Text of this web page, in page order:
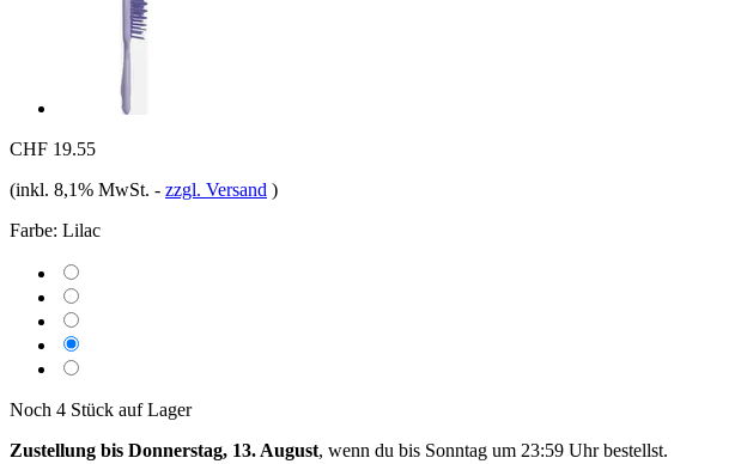
CHF 19.55
(inkl. 8,1% MwSt. - zzgl. Versand )
Farbe: Lilac
Noch 4 Stück auf Lager
Zustellung bis Donnerstag, 13. August, wenn du bis Sonntag um 23:59 Uhrbestellst.